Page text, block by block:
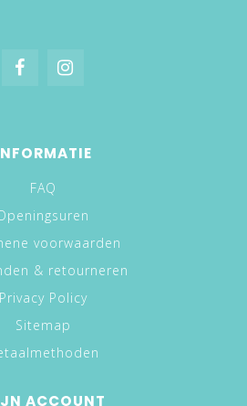
FAQ
voorwaarden
& retourneren
Privacy Policy
Sitemap
ACCOUNT